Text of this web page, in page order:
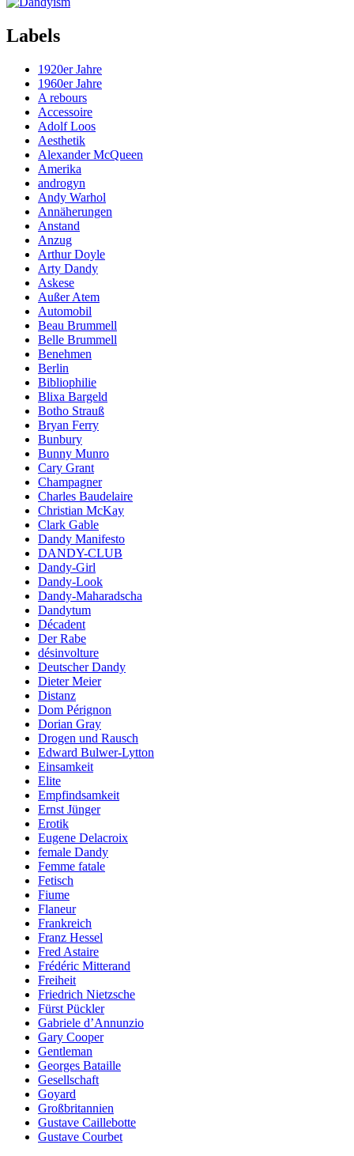
Labels
1920er Jahre
1960er Jahre
A rebours
Accessoire
Adolf Loos
Aesthetik
Alexander McQueen
Amerika
androgyn
Andy Warhol
Annäherungen
Anstand
Anzug
Arthur Doyle
Arty Dandy
Askese
Außer Atem
Automobil
Beau Brummell
Belle Brummell
Benehmen
Berlin
Bibliophilie
Blixa Bargeld
Botho Strauß
Bryan Ferry
Bunbury
Bunny Munro
Cary Grant
Champagner
Charles Baudelaire
Christian McKay
Clark Gable
Dandy Manifesto
DANDY-CLUB
Dandy-Girl
Dandy-Look
Dandy-Maharadscha
Dandytum
Décadent
Der Rabe
désinvolture
Deutscher Dandy
Dieter Meier
Distanz
Dom Pérignon
Dorian Gray
Drogen und Rausch
Edward Bulwer-Lytton
Einsamkeit
Elite
Empfindsamkeit
Ernst Jünger
Erotik
Eugene Delacroix
female Dandy
Femme fatale
Fetisch
Fiume
Flaneur
Frankreich
Franz Hessel
Fred Astaire
Frédéric Mitterand
Freiheit
Friedrich Nietzsche
Fürst Pückler
Gabriele d’Annunzio
Gary Cooper
Gentleman
Georges Bataille
Gesellschaft
Goyard
Großbritannien
Gustave Caillebotte
Gustave Courbet